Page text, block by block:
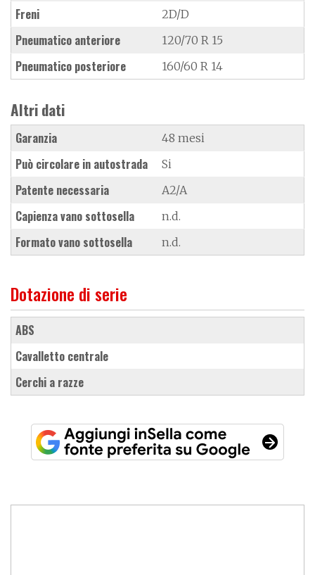
Freni 2D/D
Pneumatico anteriore 120/70 R 15
Pneumatico posteriore 160/60 R 14
Altri dati
Garanzia 48 mesi
Può circolare in autostrada Si
Patente necessaria A2/A
Capienza vano sottosella n.d.
Formato vano sottosella n.d.
Dotazione di serie
ABS
cavalletto centrale
cerchi a razze